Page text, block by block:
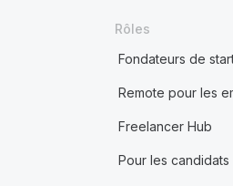
Rôles
Fondateurs de
Remote pour les
Freelancer Hub
Pour les candidats